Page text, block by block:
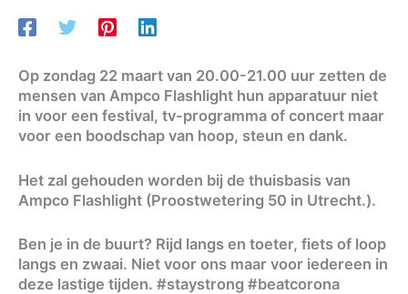
Op zondag 22 maart van 20.00-21.00 uur zetten de
mensen van Ampco Flashlight hun apparatuur niet
in voor een festival, tv-programma of concert maar
voor een boodschap van hoop, steun en dank.
Het zal gehouden worden bij de thuisbasis van
Ampco Flashlight (Proostwetering 50 in Utrecht.).
Ben je in de buurt? Rijd langs en toeter, fiets of loop
langs en zwaai. Niet voor ons maar voor iedereen in
deze lastige tijden. #staystrong #beatcorona